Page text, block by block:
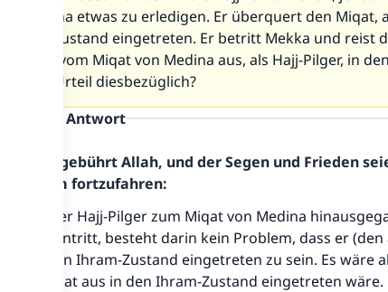
in Medina etwas zu erledigen. Er überquert den
Ihram-Zustand eingetreten. Er betritt Mekka und reist
hierauf vom Miqat von Medina aus, als Hajj-Pilger, in
ist das Urteil diesbezüglich?
Inhalt der Antwort
Alles Lob gebührt Allah, und der Segen und Frieden
Allahs. Um fortzufahren:
Solange der Hajj-Pilger zum Miqat von Medina
Zustand eintritt, besteht darin kein Problem, dass er
ohne in den Ihram-Zustand eingetreten zu sein. Es wäre
ersten Miqat aus in den Ihram-Zustand eingetreten wäre.
Die Antwort Nr. 110845
Unterstütze die Arbeit von
Der Prophet -Allahs Segen und Frieden
"Wer zum Guten aufruft, hat den Lohn
durchführt."
(MUSLIM 1893)